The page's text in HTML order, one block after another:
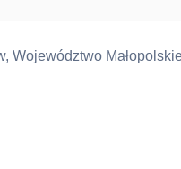
Województwo